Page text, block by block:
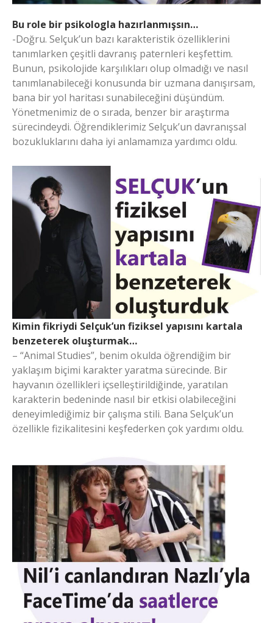
Bu role bir psikologla hazırlanmışsın…
-Doğru. Selçuk’un bazı karakteristik özelliklerini
tanımlarken çeşitli davranış paternleri keşfettim.
Bunun, psikolojide karşılıkları olup olmadığı ve nasıl
tanımlanabileceği konusunda bir uzmana danışırsam,
bana bir yol haritası sunabileceğini düşündüm.
Yönetmenimiz de o sırada, benzer bir araştırma
sürecindeydi. Öğrendiklerimiz Selçuk’un davranışsal
bozukluklarını daha iyi anlamamıza yardımcı oldu.
Kimin fikriydi Selçuk’un fiziksel yapısını kartala
benzeterek oluşturmak…
– “Animal Studies”, benim okulda öğrendiğim bir
yaklaşım biçimi karakter yaratma sürecinde. Bir
hayvanın özellikleri içselleştirildiğinde, yaratılan
karakterin bedeninde nasıl bir etkisi olabileceğini
deneyimlediğimiz bir çalışma stili. Bana Selçuk’un
özellikle fizikalitesini keşfederken çok yardımı oldu.